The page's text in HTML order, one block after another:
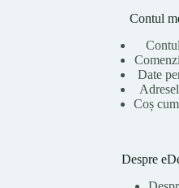
Contul
Date
Coș
Despre